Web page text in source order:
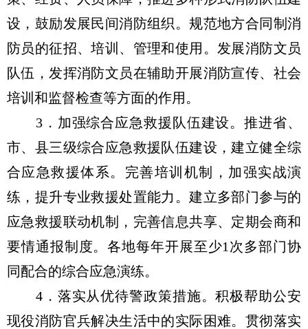
设，鼓励发展民间消防组织。规范地方合同制消
防员的征招、培训、管理和使用。发展消防文员
队伍，发挥消防文员在辅助开展消防宣传、社会
培训和监督检查等方面的作用。
3．加强综合应急救援队伍建设。推进省、
市、县三级综合应急救援队伍建设，建立健全综
合应急救援体系。完善培训机制，加强实战演
练，提升专业救援处置能力。建立多部门参与的
应急救援联动机制，完善信息共享、定期会商和
要情通报制度。各地每年开展至少1次多部门协
同配合的综合应急演练。
4．落实从优待警政策措施。积极帮助公安
现役消防官兵解决生活中的实际困难。贯彻落实